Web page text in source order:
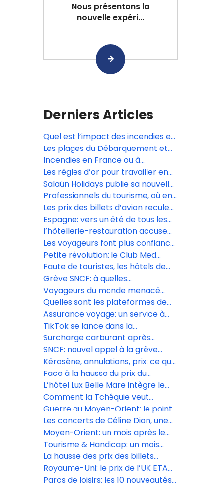
Nous présentons la
nouvelle expéri...
Derniers Articles
Quel est l’impact des incendies en
Gironde?
Les plages du Débarquement et
les Forteresses royales du
Languedoc inscrites à l’Unesco
Incendies en France ou à
l’étranger: quels sont les droits
des vacanciers?
Les règles d’or pour travailler en
confiance avec les réceptifs
Salaün Holidays publie sa nouvelle
brochure dédiée aux voyages de
fêtes
Professionnels du tourisme, où en
êtes-vous avec l’IA? Répondez à
notre sondage
Les prix des billets d’avion reculent
sur le moyen-courrier, selon le
baromètre Digitrips/L’Écho
Espagne: vers un été de tous les
records?
l’hôtellerie-restauration accuse
de lourdes pertes
Les voyageurs font plus confiance
aux agences de voyages qu’à
l’intelligence artificielle
Petite révolution: le Club Med
s’ouvre aux OTA, sans renoncer
aux agences traditionnelles
Faute de touristes, les hôtels de
luxe de Dubaï cassent les prix
Grève SNCF: à quelles
perturbations s’attendre
mercredi 10 juin?
Voyageurs du monde menacé
d’une amende de 1,8 million
d’euros par la Cnil
Quelles sont les plateformes de
voyage préférées des Français?
Assurance voyage: un service à
forte valeur ajoutée
TikTok se lance dans la
réservation de voyages avec
Booking.com, Expedia et
GetYourGuide
Surcharge carburant après
l’achat : Volotea rétropédale, mais
pas pour tous les voyageurs
SNCF: nouvel appel à la grève
massif le 10 juin
Kérosène, annulations, prix: ce que
le gouvernement a promis au
secteur aérien
Face à la hausse du prix du
kérosène, les compagnies low
cost, premières à annuler des vols
L’hôtel Lux Belle Mare intègre le
réseau Virtuoso
Comment la Tchéquie veut
muscler son tourisme et sortir de
l’ombre de Prague
Guerre au Moyen-Orient: le point
sur le trafic aérien ce lundi 13 avril
Les concerts de Céline Dion, une
manne financière pour le secteur
touristique
Moyen-Orient: un mois après le
début du conflit, une reprise du
trafic aérien très inégale
Tourisme & Handicap: un mois
d’animations inclusives en avril
La hausse des prix des billets
d’avion est « inévitable » selon Iata
Royaume-Uni: le prix de l’UK ETA
augmente le 8 avril
Parcs de loisirs: les 10 nouveautés